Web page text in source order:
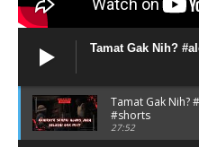
Tamat Gak Nih?
Tamat Gak
#shorts
27:52